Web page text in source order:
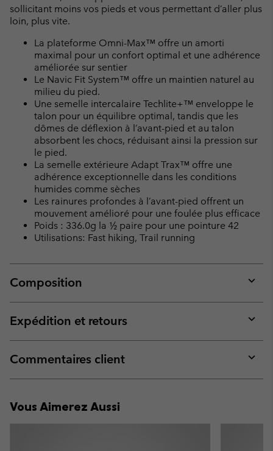
sollicitant moins vos pieds et vous permettant d’aller plus
loin, plus vite.
La plateforme Omni-Max™ offre un amorti
maximal pour un confort optimal et une adhérence
améliorée sur sentier
Le Navic Fit System™ offre un maintien naturel au
milieu du pied.
Une semelle intercalaire Techlite+™ enveloppe le
talon pour un équilibre optimal, tandis que les
dômes de déflexion à l’avant-pied et au talon
absorbent les chocs, réduisant ainsi la pression sur
le pied.
La semelle extérieure Adapt Trax™ offre une
adhérence exceptionnelle dans les conditions
humides comme sèches
Les rainures profondes à l’avant-pied offrent un
mouvement amélioré pour une foulée plus efficace
Poids : 336.0g la ½ paire pour une pointure 42
Utilisations: Fast hiking, Trail running
Composition
or
Expédition et retours
or
Commentaires client
or
Vous Aimerez Aussi